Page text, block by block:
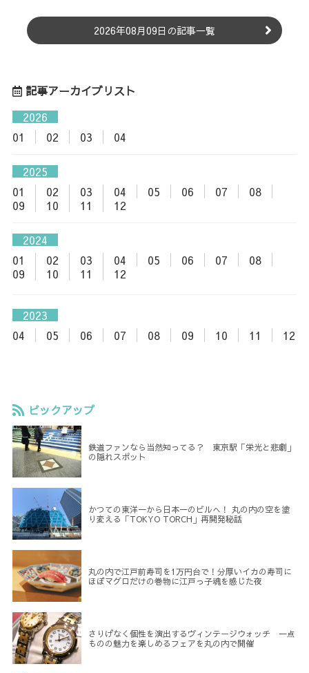
2026年08月09日の記事一覧
記事アーカイブリスト
2026
01
02 03 04
2025
01
02 03 04 05 06 07
08
09
10 11 12
2024
01
02 03 04 05 06 07
08
09
10 11 12
2023
04
05 06 07 08 09 10 11 12
ピックアップ
鉄道ファンなら当然知ってる？ 東京駅「栄光と悲劇」
の隠れスポット
かつての東洋一から日本一のビルへ！ 丸の内の空を塗
り変える「TOKYO TORCH」再開発秘話
丸の内で江戸前寿司を1万円台で！分厚いイカの寿司に
ほぼマグロだけの巻物に江戸っ子魂を感じた夜
さりげなく個性を演出するヴィンテージウォッチ 一点
ものの魅力を楽しめるフェアを丸の内で開催